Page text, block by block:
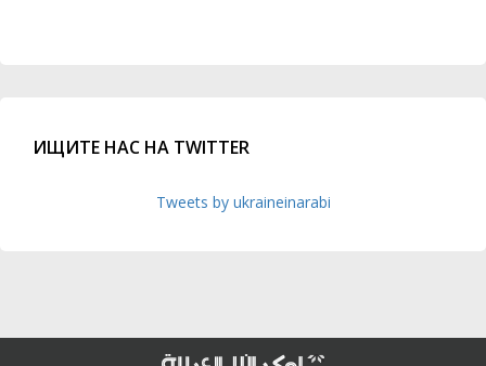
ИЩИТЕ НАС НА TWITTER
Tweets by ukraineinarabi